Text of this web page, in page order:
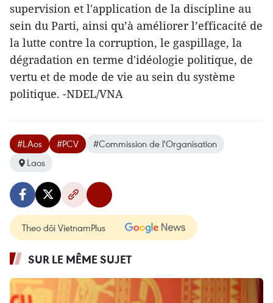
supervision et l'application de la discipline au
sein du Parti, ainsi qu’à améliorer l’efficacité de
la lutte contre la corruption, le gaspillage, la
dégradation en terme d'idéologie politique, de
vertu et de mode de vie au sein du système
politique. -NDEL/VNA
#LAos #PCV
#Commission de l'Organisation
Laos
Theo dõi VietnamPlus
SUR LE MÊME SUJET